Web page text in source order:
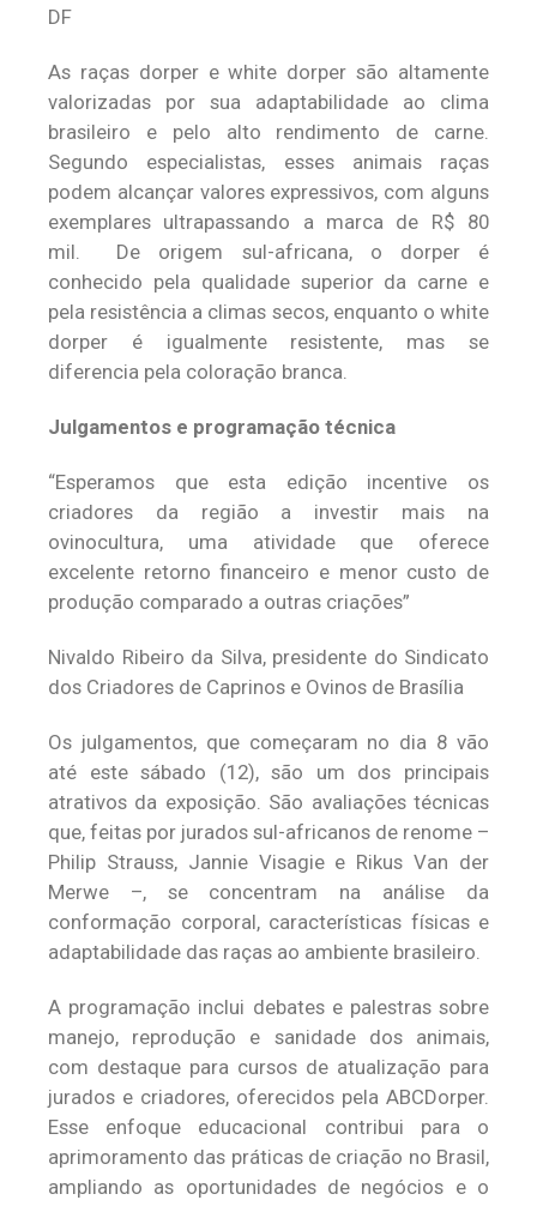
DF
As raças dorper e white dorper são altamente
valorizadas por sua adaptabilidade ao clima
brasileiro e pelo alto rendimento de carne.
Segundo especialistas, esses animais raças
podem alcançar valores expressivos, com alguns
exemplares ultrapassando a marca de R$ 80
mil. De origem sul-africana, o dorper é
conhecido pela qualidade superior da carne e
pela resistência a climas secos, enquanto o white
dorper é igualmente resistente, mas se
diferencia pela coloração branca.
Julgamentos e programação técnica
“Esperamos que esta edição incentive os
criadores da região a investir mais na
ovinocultura, uma atividade que oferece
excelente retorno financeiro e menor custo de
produção comparado a outras criações”
Nivaldo Ribeiro da Silva, presidente do Sindicato
dos Criadores de Caprinos e Ovinos de Brasília
Os julgamentos, que começaram no dia 8 vão
até este sábado (12), são um dos principais
atrativos da exposição. São avaliações técnicas
que, feitas por jurados sul-africanos de renome –
Philip Strauss, Jannie Visagie e Rikus Van der
Merwe –, se concentram na análise da
conformação corporal, características físicas e
adaptabilidade das raças ao ambiente brasileiro.
A programação inclui debates e palestras sobre
manejo, reprodução e sanidade dos animais,
com destaque para cursos de atualização para
jurados e criadores, oferecidos pela ABCDorper.
Esse enfoque educacional contribui para o
aprimoramento das práticas de criação no Brasil,
ampliando as oportunidades de negócios e o